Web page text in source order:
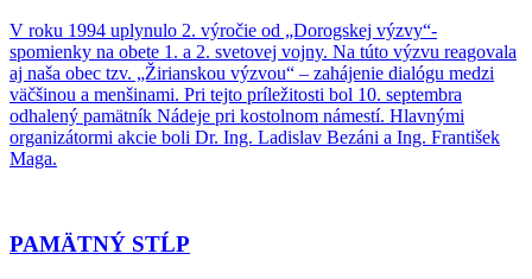
V roku 1994 uplynulo 2. výročie od „Dorogskej výzvy“-
spomienky na obete 1. a 2. svetovej vojny. Na túto výzvu reagovala
aj naša obec tzv. „Žirianskou výzvou“ – zahájenie dialógu medzi
väčšinou a menšinami. Pri tejto príležitosti bol 10. septembra
odhalený pamätník Nádeje pri kostolnom námestí. Hlavnými
organizátormi akcie boli Dr. Ing. Ladislav Bezáni a Ing. František
Maga.
PAMÄTNÝ STĹP